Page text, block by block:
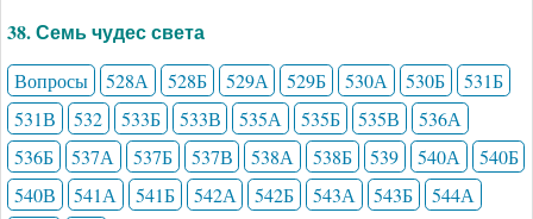
38. Семь чудес света
Вопросы 528А 528Б 529А 529Б 530А 530Б
531Б
531В
532 533Б 533В 535А 535Б 535В
536А
536Б
537А 537Б 537В 538А 538Б 539 540А
540Б
540В
541А 541Б 542А 542Б 543А 543Б
544А